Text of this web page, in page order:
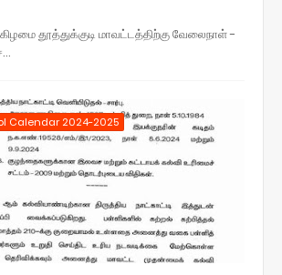
தூத்துக்குடி மாவட்டத்திற்கு வேலைநாள் -
Calendar 2024-2025